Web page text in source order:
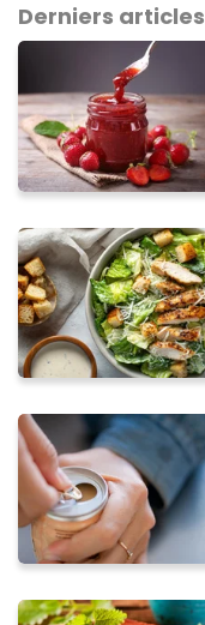
Derniers articles